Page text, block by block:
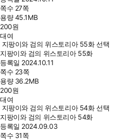
쪽수 27쪽
용량45.1MB
200원
대여
지팡이와 검의 위스토리아 55화 선택
지팡이와 검의 위스토리아 55화
등록일 2024.10.11
쪽수 23쪽
용량 36.2MB
200원
대여
지팡이와 검의 위스토리아 54화 선택
지팡이와 검의 위스토리아 54화
등록일 2024.09.03
쪽수 31쪽